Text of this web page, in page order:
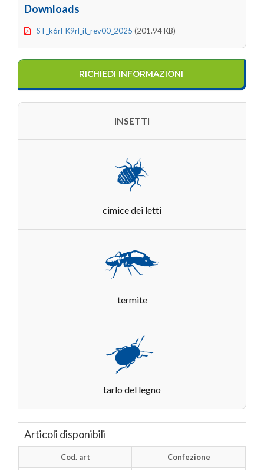
Downloads
ST_k6rl-K9rl_it_rev00_2025 (201.94 KB)
RICHIEDI INFORMAZIONI
INSETTI
cimice dei letti
termite
tarlo del legno
Articoli disponibili
Cod. art Confezione